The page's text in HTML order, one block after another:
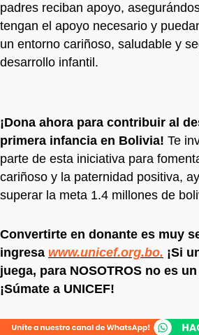
padres reciban apoyo,
tengan el apoyo necesario y
un entorno cariñoso, saludable y
desarrollo infantil.
¡Dona ahora para contribuir al
primera infancia en Bolivia! Te
parte de esta iniciativa para
cariñoso y la paternidad positiva,
superar la meta 1.4 millones de
Convertirte en donante es muy
ingresa www.unicef.org.bo. ¡Si
juega, para NOSOTROS no es
¡Súmate a UNICEF!